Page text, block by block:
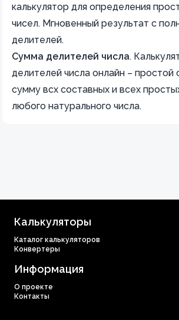
калькулятор для определения
чисел. Мгновенный результат с
делителей.
Сумма делителей числа.
делителей числа онлайн – простой
сумму всх составных и всех
любого натурального числа.
Калькуляторы
Каталог калькуляторов
Конвертеры
Информация
О проекте
Контакты